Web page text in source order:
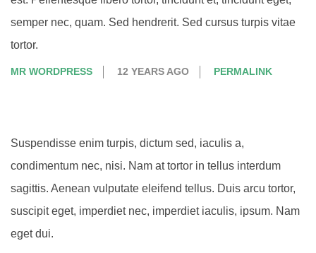
semper nec, quam. Sed hendrerit. Sed cursus turpis vitae
tortor.
MR WORDPRESS 12 YEARS AGO PERMALINK
Suspendisse enim turpis, dictum sed, iaculis a,
condimentum nec, nisi. Nam at tortor in tellus interdum
sagittis. Aenean vulputate eleifend tellus. Duis arcu tortor,
suscipit eget, imperdiet nec, imperdiet iaculis, ipsum. Nam
eget dui.